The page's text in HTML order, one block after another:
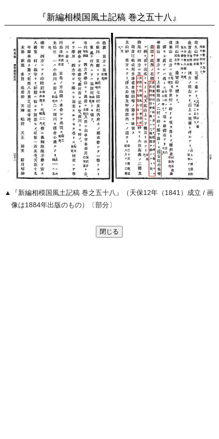
『新編相模国風土記稿 巻之五十八』
▲『新編相模国風土記稿 巻之五十八』（天保12年（1841）成立 / 画
像は1884年出版のもの）〔部分〕